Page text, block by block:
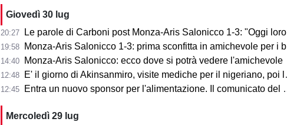
Giovedì 30 lug
20:27 Le parole di Carboni post Monza-Aris Salonicco 1-3: "Oggi loro più bravi di noi"
19:58 Monza-Aris Salonicco 1-3: prima sconfitta in amichevole per i brianzoli
14:40 Monza-Aris Salonicco: ecco dove si potrà vedere l'amichevole
12:48 E' il giorno di Akinsanmiro, visite mediche per il nigeriano, poi la firma
12:45 Entra un nuovo sponsor per l'alimentazione. Il comunicato del club biancorosso
Mercoledì 29 lug